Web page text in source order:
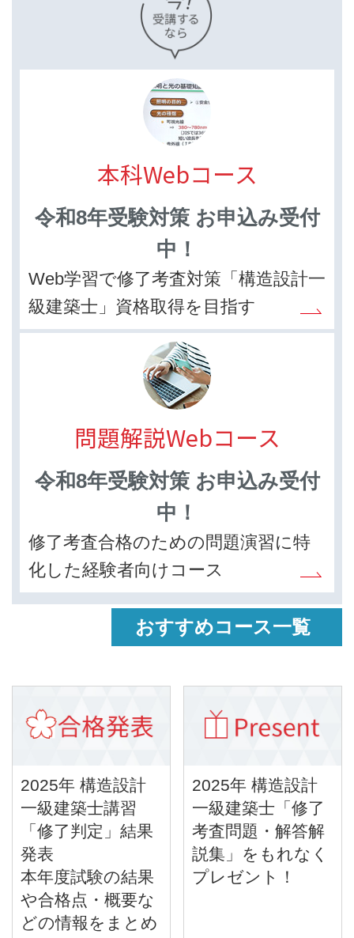
本科Webコース
令和8年受験対策 お申込み受付
中！
Web学習で修了考査対策「構造設計一
級建築士」資格取得を目指す
問題解説Webコース
令和8年受験対策 お申込み受付
中！
修了考査合格のための問題演習に特
化した経験者向けコース
おすすめコース一覧
2025年 構造設計
一級建築士講習
「修了判定」結果
発表
本年度試験の結果
や合格点・概要な
どの情報をまとめ
2025年 構造設計
一級建築士「修了
考査問題・解答解
説集」をもれなく
プレゼント！